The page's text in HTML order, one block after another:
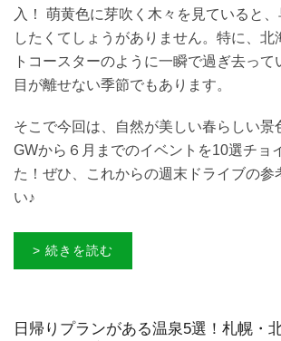
入！ 萌黄色に芽吹く木々を見ていると
したくてしょうがありません。特に、北
トコースターのように一瞬で過ぎ去って
目が離せない季節でもあります。
そこで今回は、自然が美しい春らしい景
GWから６月までのイベントを10選チョ
た！ぜひ、これからの週末ドライブの参
い♪
> 続きを読む
日帰りプランがある温泉5選！札幌・